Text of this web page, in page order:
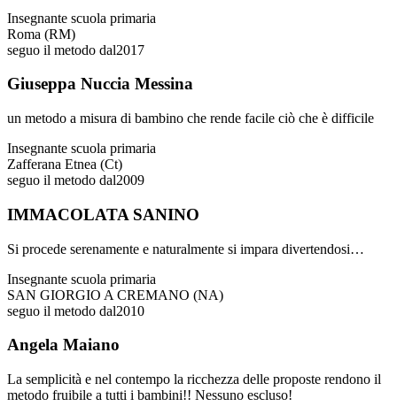
Insegnante scuola primaria
Roma (RM)
seguo il metodo dal2017
Giuseppa Nuccia Messina
un metodo a misura di bambino che rende facile ciò che è difficile
Insegnante scuola primaria
Zafferana Etnea (Ct)
seguo il metodo dal2009
IMMACOLATA SANINO
Si procede serenamente e naturalmente si impara divertendosi…
Insegnante scuola primaria
SAN GIORGIO A CREMANO (NA)
seguo il metodo dal2010
Angela Maiano
La semplicità e nel contempo la ricchezza delle proposte rendono il
metodo fruibile a tutti i bambini!! Nessuno escluso!